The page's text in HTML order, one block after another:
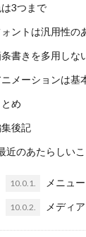
3つまで
ォントは汎用性の
書きを多用しな
ニメーションは基
とめ
後記
近のあたらしいこ
10.0.1. メニュー
10.0.2. メディア